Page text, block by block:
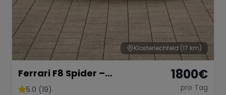
Klosterlechfeld (17 km)
Ferrari F8 Spider –
Atemberaubendes Cabrio
5.0 (19)
1800€
pro Tag